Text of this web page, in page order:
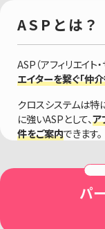
ASPとは？
ASP（アフィリエイト
エイターを繋ぐ「仲介
クロスシステムは特
に強いASPとして、ア
件をご案内できます。
パ